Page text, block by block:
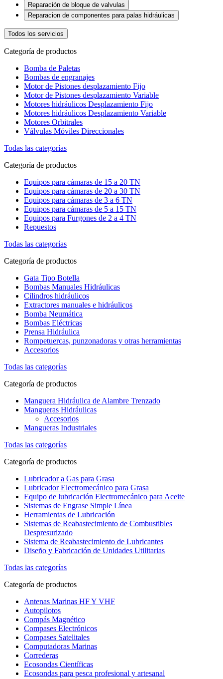
Reparación de bloque de valvulas
Reparacion de componentes para palas hidráulicas
Todos los servicios
Categoría de productos
Bomba de Paletas
Bombas de engranajes
Motor de Pistones desplazamiento Fijo
Motor de Pistones desplazamiento Variable
Motores hidráulicos Desplazamiento Fijo
Motores hidráulicos Desplazamiento Variable
Motores Orbitrales
Válvulas Móviles Direccionales
Todas las categorías
Categoría de productos
Equipos para cámaras de 15 a 20 TN
Equipos para cámaras de 20 a 30 TN
Equipos para cámaras de 3 a 6 TN
Equipos para cámaras de 5 a 15 TN
Equipos para Furgones de 2 a 4 TN
Repuestos
Todas las categorías
Categoría de productos
Gata Tipo Botella
Bombas Manuales Hidráulicas
Cilindros hidráulicos
Extractores manuales e hidráulicos
Bomba Neumática
Bombas Eléctricas
Prensa Hidráulica
Rompetuercas, punzonadoras y otras herramientas
Accesorios
Todas las categorías
Categoría de productos
Manguera Hidráulica de Alambre Trenzado
Mangueras Hidráulicas
Accesorios
Mangueras Industriales
Todas las categorías
Categoría de productos
Lubricador a Gas para Grasa
Lubricador Electromecánico para Grasa
Equipo de lubricación Electromecánico para Aceite
Sistemas de Engrase Simple Línea
Herramientas de Lubricación
Sistemas de Reabastecimiento de Combustibles
Despresurizado
Sistema de Reabastecimiento de Lubricantes
Diseño y Fabricación de Unidades Utilitarias
Todas las categorías
Categoría de productos
Antenas Marinas HF Y VHF
Autopilotos
Compás Magnético
Compases Electrónicos
Compases Satelitales
Computadoras Marinas
Correderas
Ecosondas Científicas
Ecosondas para pesca profesional y artesanal